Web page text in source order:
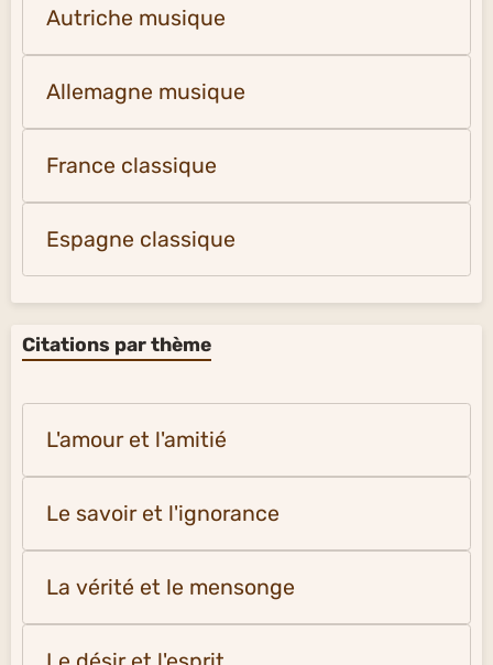
Autriche musique
Allemagne musique
France classique
Espagne classique
Citations par thème
L'amour et l'amitié
Le savoir et l'ignorance
La vérité et le mensonge